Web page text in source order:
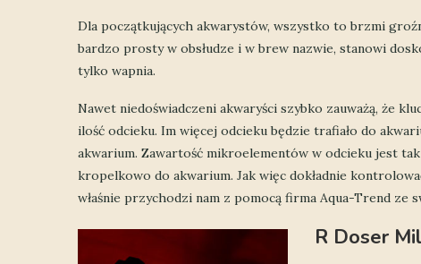
Dla początkujących akwarystów, wszystko to brzmi
bardzo prosty w obsłudze i w brew nazwie, stanowi
tylko wapnia.
Nawet niedoświadczeni akwaryści szybko zauważą, że
ilość odcieku. Im więcej odcieku będzie trafiało do
akwarium. Zawartość mikroelementów w odcieku jest
kropelkowo do akwarium. Jak więc dokładnie
właśnie przychodzi nam z pomocą firma Aqua-Trend ze
R Doser